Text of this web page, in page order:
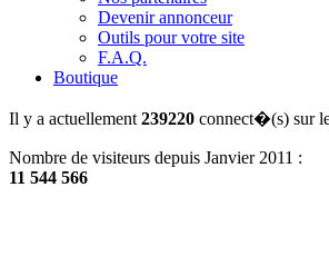
Devenir annonceur
Outils pour votre site
F.A.Q.
Boutique
Il y a actuellement 239220 connect�(s) sur
Nombre de visiteurs depuis Janvier 2011 :
11 544 566